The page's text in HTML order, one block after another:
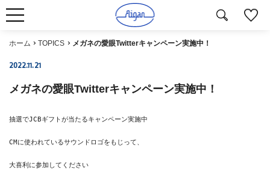
ホーム TOPICS メガネの愛眼Twitterキャンペーン実施中！
2022.11.21
メガネの愛眼Twitterキャンペーン実施中！
抽選でJCBギフトが当たるキャンペーン実施中
CMに使われているサウンドロゴをもじって、
大喜利に参加してください